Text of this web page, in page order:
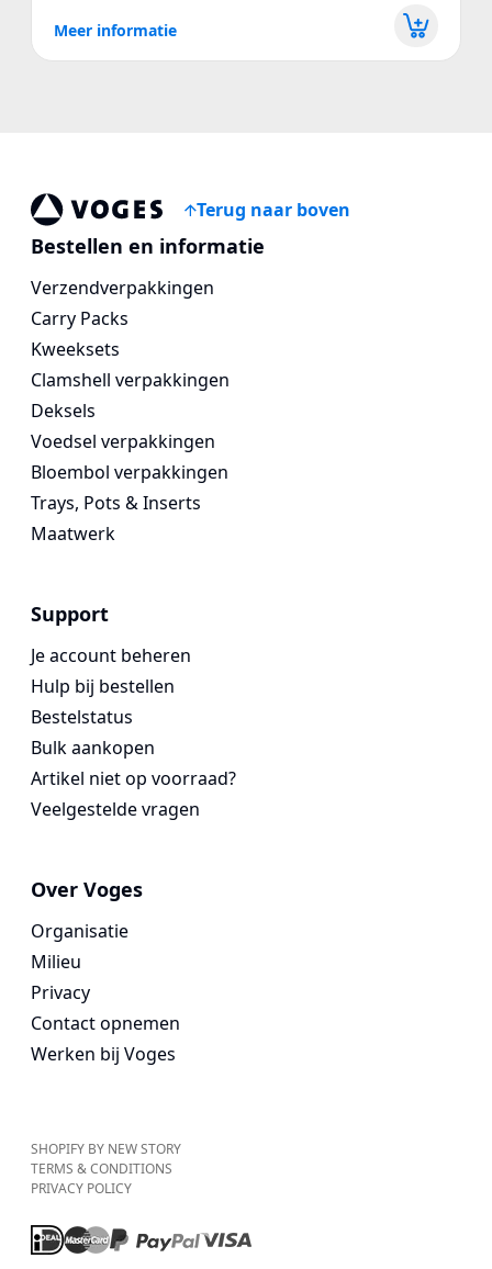
Meer informatie
Voges Online Store
Terug naar boven
Bestellen en informatie
Verzendverpakkingen
Carry Packs
Kweeksets
Clamshell verpakkingen
Deksels
Voedsel verpakkingen
Bloembol verpakkingen
Trays, Pots & Inserts
Maatwerk
Support
Je account beheren
Hulp bij bestellen
Bestelstatus
Bulk aankopen
Artikel niet op voorraad?
Veelgestelde vragen
Over Voges
Organisatie
Milieu
Privacy
Contact opnemen
Werken bij Voges
SHOPIFY BY NEW STORY
TERMS & CONDITIONS
PRIVACY POLICY